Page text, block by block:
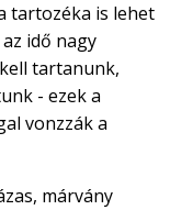
tartozéka is lehet
idő nagy
tartanunk,
- ezek a
vonzzák a
márvány